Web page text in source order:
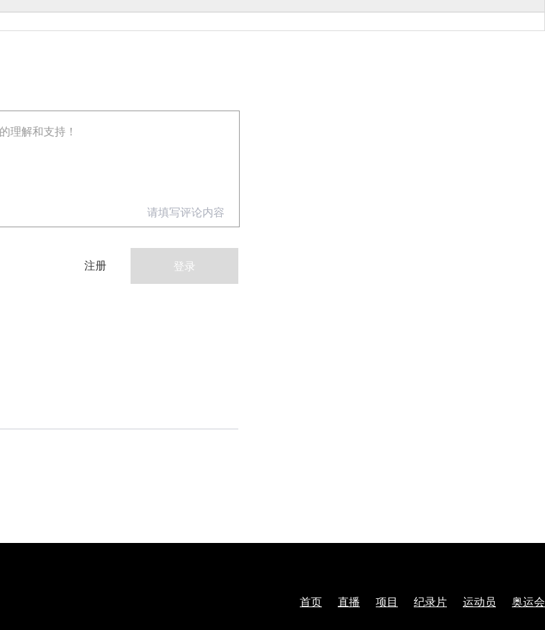
首页 直播 项目 纪录片 运动员 奥运会